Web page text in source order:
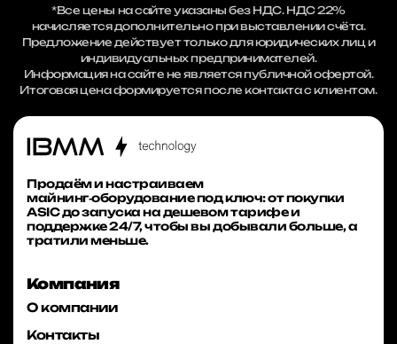
*Все цены на сайте указаны без НДС. НДС 22%
начисляется дополнительно при выставлении счёта.
Предложение действует только для юридических лиц и
индивидуальных предпринимателей.
Информация на сайте не является публичной офертой.
Итоговая цена формируется после контакта с клиентом.
Продаём и настраиваем
майнинг‑оборудование под ключ: от покупки
ASIC до запуска на дешевом тарифе и
поддержке 24/7, чтобы вы добывали больше, а
тратили меньше.
Компания
О компании
Контакты